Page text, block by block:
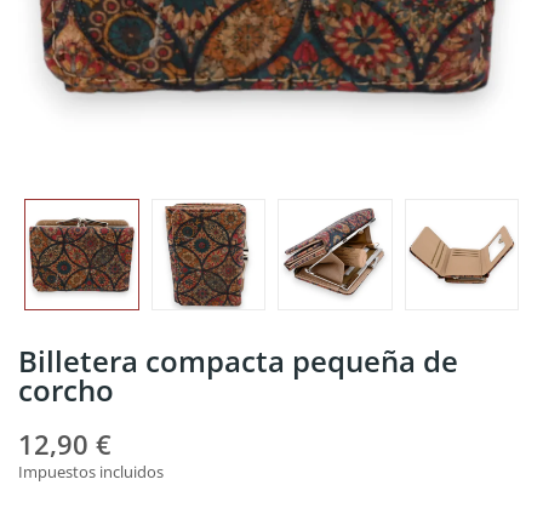
Billetera compacta pequeña de
corcho
12,90 €
Impuestos incluidos